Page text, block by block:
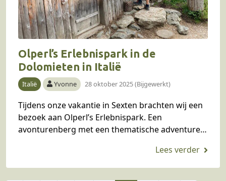
Olperl’s Erlebnispark in de
Dolomieten in Italië
Italië Yvonne 28 oktober 2025 (Bijgewerkt)
Tijdens onze vakantie in Sexten brachten wij een
bezoek aan Olperl’s Erlebnispark. Een
avonturenberg met een thematische adventure
geworden? Lees alles in ons blog of…